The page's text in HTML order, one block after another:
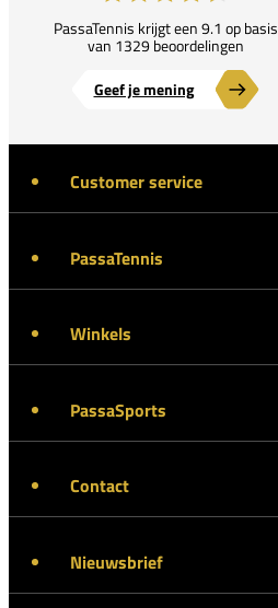
PassaTennis krijgt een 9.1 op basis
van 1329 beoordelingen
Geef je mening
Customer service
PassaTennis
Winkels
PassaSports
Contact
Nieuwsbrief